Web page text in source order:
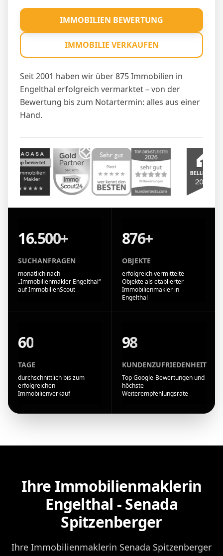
Seit 2001 haben wir über 875 Immobilien in
Engelthal erfolgreich vermarktet – von der
Bewertung bis zum Notartermin: alles aus einer
Hand.
IMMOBILIEN BEWERTUNG
IMMOBILIE VERKAUFEN
16.500+
SUCHANFRAGEN
monatlich nach
„Immobilienmakler Engelthal“
auf ImmobilienScout
876+
OBJEKTE
erfolgreich vermittelte
Objekte als etablierter
Immobilienmakler in
Engelthal
60
TAGE
durchschnittlich bis zum
erfolgreichen
Immobilienverkauf
98
KUNDENZUFRIEDENHEIT
Top Google-Bewertungen und
höchste
Weiterempfehlungsrate
Ihre Immobilienmaklerin
Engelthal - Senada
Spitzenberger
Ihre Immobilienmaklerin Senada Spitzenberger